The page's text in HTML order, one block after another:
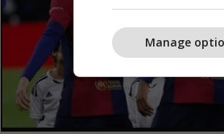
Manage